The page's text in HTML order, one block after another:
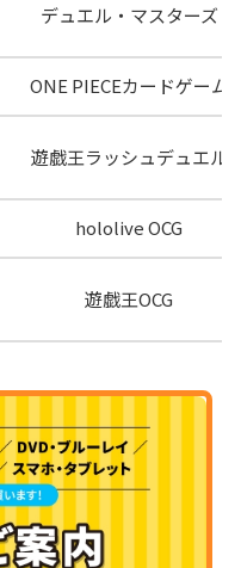
デュエル・マスターズ
ONE PIECEカードゲーム
遊戯王ラッシュデュエル
hololive OCG
遊戯王OCG